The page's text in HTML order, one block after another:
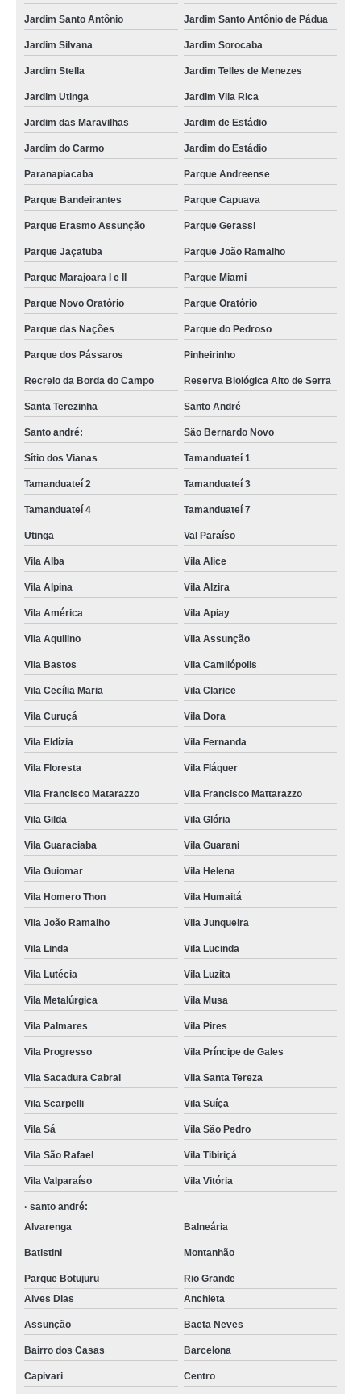
Jardim Santo Antônio Jardim Santo Antônio de Pádua
Jardim Silvana Jardim Sorocaba
Jardim Stella Jardim Telles de Menezes
Jardim Utinga Jardim Vila Rica
Jardim das Maravilhas Jardim de Estádio
Jardim do Carmo Jardim do Estádio
Paranapiacaba Parque Andreense
Parque Bandeirantes Parque Capuava
Parque Erasmo Assunção Parque Gerassi
Parque Jaçatuba Parque João Ramalho
Parque Marajoara I e II Parque Miami
Parque Novo Oratório Parque Oratório
Parque das Nações Parque do Pedroso
Parque dos Pássaros Pinheirinho
Recreio da Borda do Campo Reserva Biológica Alto de Serra
Santa Terezinha Santo André
Santo andré: São Bernardo Novo
Sítio dos Vianas Tamanduateí 1
Tamanduateí 2 Tamanduateí 3
Tamanduateí 4 Tamanduateí 7
Utinga Val Paraíso
Vila Alba Vila Alice
Vila Alpina Vila Alzira
Vila América Vila Apiay
Vila Aquilino Vila Assunção
Vila Bastos Vila Camilópolis
Vila Cecília Maria Vila Clarice
Vila Curuçá Vila Dora
Vila Eldízia Vila Fernanda
Vila Floresta Vila Fláquer
Vila Francisco Matarazzo Vila Francisco Mattarazzo
Vila Gilda Vila Glória
Vila Guaraciaba Vila Guarani
Vila Guiomar Vila Helena
Vila Homero Thon Vila Humaitá
Vila João Ramalho Vila Junqueira
Vila Linda Vila Lucinda
Vila Lutécia Vila Luzita
Vila Metalúrgica Vila Musa
Vila Palmares Vila Pires
Vila Progresso Vila Príncipe de Gales
Vila Sacadura Cabral Vila Santa Tereza
Vila Scarpelli Vila Suíça
Vila Sá Vila São Pedro
Vila São Rafael Vila Tibiriçá
Vila Valparaíso Vila Vitória
· santo andré:
Alvarenga
Balneária
Batistini Montanhão
Parque Botujuru
Rio Grande
Alves Dias
Anchieta
Assunção Baeta Neves
Bairro dos Casas Barcelona
Capivari Centro